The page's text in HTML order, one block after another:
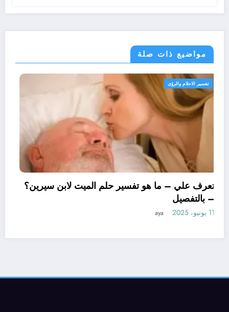
مواضيع ذات صلة
تفسير الاحلام والرؤى
تعرف علي – ما هو تفسير حلم الميت
حلم